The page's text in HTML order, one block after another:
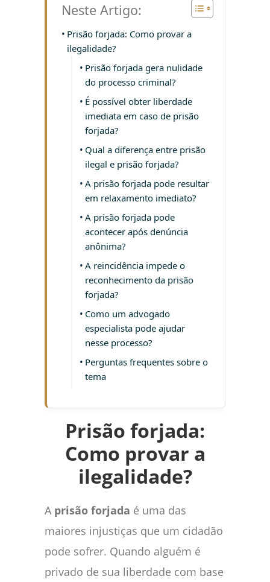
Neste Artigo:
Prisão forjada: Como provar a
ilegalidade?
Prisão forjada gera nulidade
do processo criminal?
É possível obter liberdade
imediata em caso de prisão
forjada?
Qual a diferença entre prisão
ilegal e prisão forjada?
A prisão forjada pode resultar
em relaxamento imediato?
A prisão forjada pode
acontecer após denúncia
anônima?
A reincidência impede o
reconhecimento da prisão
forjada?
Como um advogado
especialista pode ajudar
nesse processo?
Perguntas frequentes sobre o
tema
Prisão forjada:
Como provar a
ilegalidade?
A prisão forjada é uma das
maiores injustiças que um cidadão
pode sofrer. Quando alguém é
privado de sua liberdade com base